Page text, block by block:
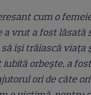
cum o
a vrut a fost lăsată
își trăiască viața
iubită orbește, a
ori de câte